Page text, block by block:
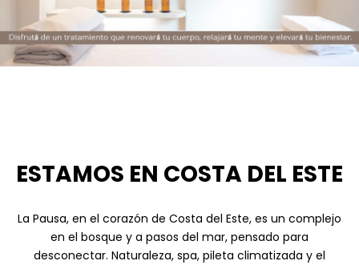
ESTAMOS EN COSTA DEL ESTE
La Pausa, en el corazón de Costa del Este, es un complejo
en el bosque y a pasos del mar, pensado para
desconectar. Naturaleza, spa, pileta climatizada y el